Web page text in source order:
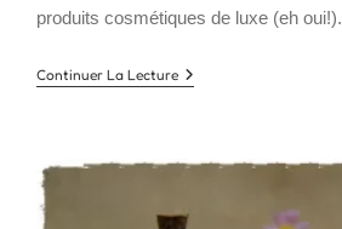
produits cosmétiques de luxe (eh oui!).
Continuer La LectureIngrédients
Comédogènes
Complète
Comment